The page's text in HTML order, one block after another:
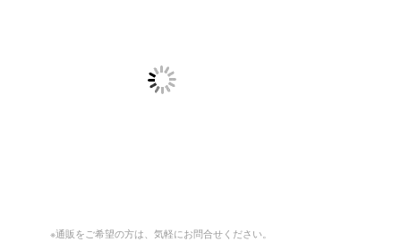
※通販をご希望の方は、気軽にお問合せください。